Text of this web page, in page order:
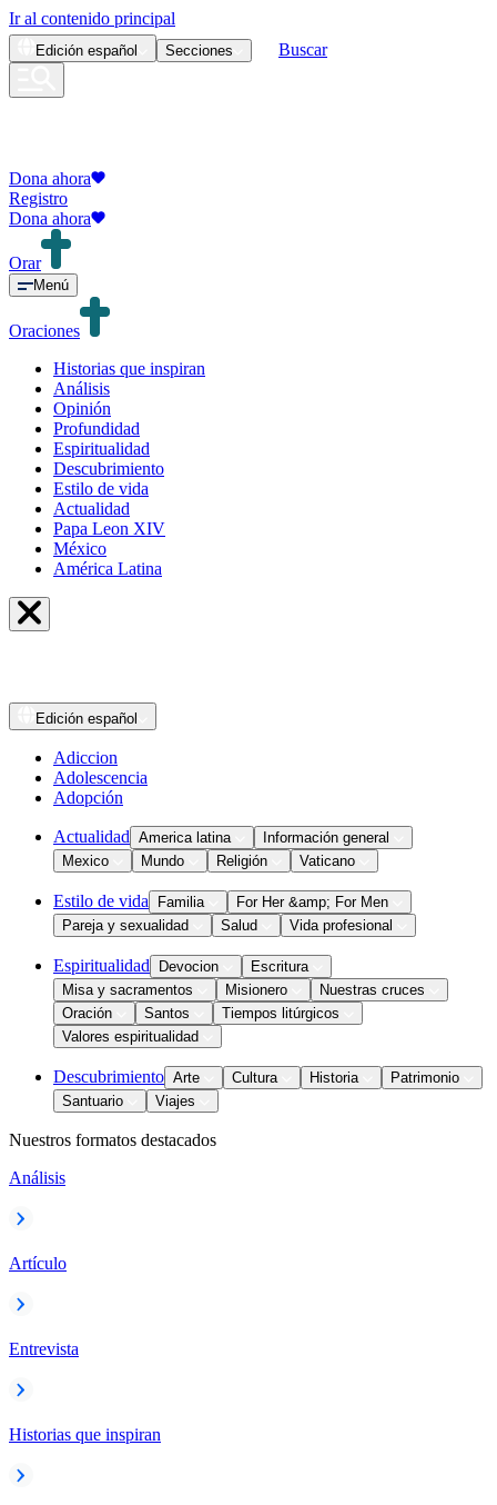
Ir al contenido principal
Edición español Secciones Buscar
Dona ahora
Registro
Dona ahora
Orar
Menú
Oraciones
Historias que inspiran
Análisis
Opinión
Profundidad
Espiritualidad
Descubrimiento
Estilo de vida
Actualidad
Papa Leon XIV
México
América Latina
Edición español
Adiccion
Adolescencia
Adopción
Actualidad America latina
Información general
Mexico
Mundo Religión Vaticano
Estilo de vida Familia
For Her &amp; For Men
Pareja y sexualidad
Salud Vida profesional
Espiritualidad Devocion
Escritura
Misa y sacramentos
Misionero
Nuestras cruces
Oración
Santos
Tiempos litúrgicos
Valores espiritualidad
Descubrimiento Arte Cultura Historia
Patrimonio
Santuario
Viajes
Nuestros formatos destacados
Análisis
Artículo
Entrevista
Historias que inspiran